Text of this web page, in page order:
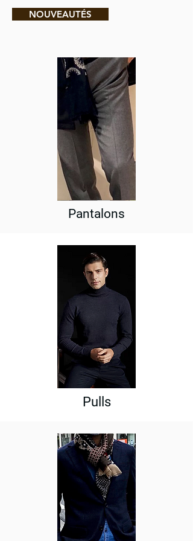
NOUVEAUTÉS
Pantalons
Pulls